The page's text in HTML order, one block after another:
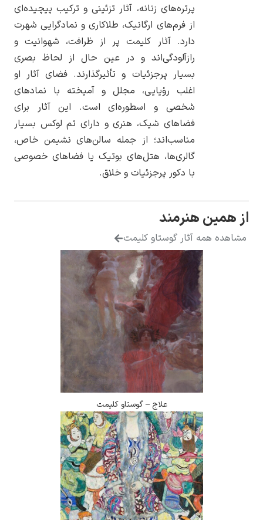
یوهانس فرمیر
پرفروش‌ترین
تابلوها
پرتره‌های زنانه، آثار تزئینی و ترکیب پیچیده‌ای
از فرم‌های ارگانیک، طلاکاری و نمادگرایی شهرت
دارد. آثار کلیمت پر از ظرافت، شهوانیت و
رازآلودگی‌اند و در عین حال از لحاظ بصری
بسیار پرجزئیات و تأثیرگذارند. فضای آثار او
اغلب رؤیایی، مجلل و آمیخته با نمادهای
شخصی و اسطوره‌ای است. این آثار برای
فضاهای شیک، هنری و دارای تم لوکس بسیار
مناسب‌اند؛ از جمله سالن‌های نشیمن خاص،
گالری‌ها، هتل‌های بوتیک یا فضاهای خصوصی
با دکور پرجزئیات و خلاق.
هنرمند
همه آثار گوستاو کلیمت
علاج – گوستاو کلیمت